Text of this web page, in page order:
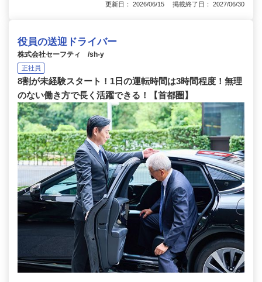
更新日： 2026/06/15 掲載終了日： 2027/06/30
役員の送迎ドライバー
株式会社セーフティ /sh-y
正社員
8割が未経験スタート！1日の運転時間は3時間程度！無理
のない働き方で長く活躍できる！【首都圏】